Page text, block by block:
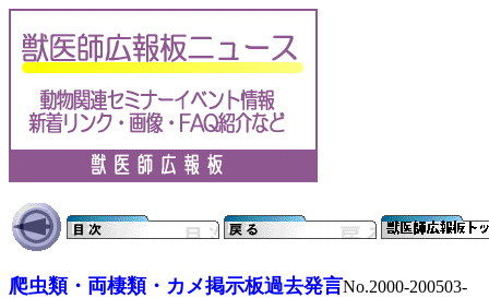
爬虫類・両棲類・カメ掲示板過去発言No.2000-200503-